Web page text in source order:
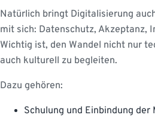
Natürlich bringt Digitalisierung
mit sich: Datenschutz, Akzeptanz,
Wichtig ist, den Wandel nicht nur
auch kulturell zu begleiten.
Dazu gehören:
Schulung und Einbindung